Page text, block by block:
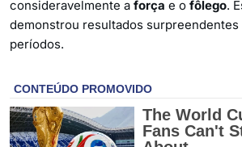
consideravelmente a força e o fôlego.
demonstrou resultados surpreendentes
períodos.